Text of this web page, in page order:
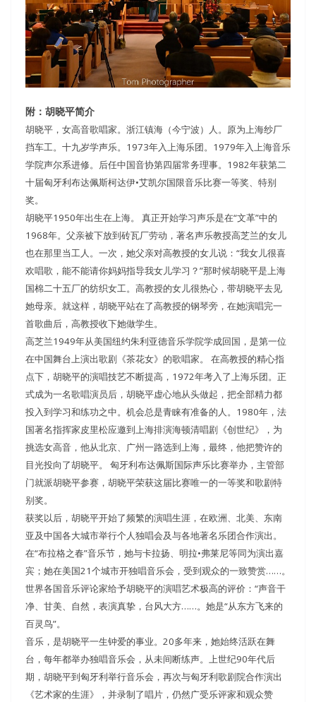
附：胡晓平简介
胡晓平，女高音歌唱家。浙江镇海（今宁波）人。原为上海纱厂
挡车工。十九岁学声乐。1973年入上海乐团。1979年入上海音乐
学院声尔系进修。后任中国音协第四届常务理事。1982年获第二
十届匈牙利布达佩斯柯达伊•艾凯尔国限音乐比赛一等奖、特别
奖。
胡晓平1950年出生在上海。 真正开始学习声乐是在“文革”中的
1968年。父亲被下放到砖瓦厂劳动，著名声乐教授高芝兰的女儿
也在那里当工人。一次，她父亲对高教授的女儿说：“我女儿很喜
欢唱歌，能不能请你妈妈指导我女儿学习？”那时候胡晓平是上海
国棉二十五厂的纺织女工。高教授的女儿很热心，带胡晓平去见
她母亲。就这样，胡晓平站在了高教授的钢琴旁，在她演唱完一
首歌曲后，高教授收下她做学生。
高芝兰1949年从美国纽约朱利亚德音乐学院学成回国，是第一位
在中国舞台上演出歌剧《茶花女》的歌唱家。 在高教授的精心指
点下，胡晓平的演唱技艺不断提高，1972年考入了上海乐团。正
式成为一名歌唱演员后，胡晓平虚心地从头做起，把全部精力都
投入到学习和练功之中。机会总是青睐有准备的人。1980年，法
国著名指挥家皮里松应邀到上海排演海顿清唱剧《创世纪》，为
挑选女高音，他从北京、广州一路选到上海，最终，他把赞许的
目光投向了胡晓平。 匈牙利布达佩斯国际声乐比赛举办，主管部
门就派胡晓平参赛，胡晓平荣获这届比赛唯一的一等奖和歌剧特
别奖。
获奖以后，胡晓平开始了频繁的演唱生涯，在欧洲、北美、东南
亚及中国各大城市举行个人独唱会及与各地著名乐团合作演出。
在“布拉格之春”音乐节，她与卡拉扬、明拉•弗莱尼等同为演出嘉
宾；她在美国21个城市开独唱音乐会，受到观众的一致赞赏……。
世界各国音乐评论家给予胡晓平的演唱艺术极高的评价：“声音干
净、甘美、自然，表演真挚，台风大方……。她是“从东方飞来的
百灵鸟”。
音乐，是胡晓平一生钟爱的事业。20多年来，她始终活跃在舞
台，每年都举办独唱音乐会，从未间断练声。上世纪90年代后
期，胡晓平到匈牙利举行音乐会，再次与匈牙利歌剧院合作演出
《艺术家的生涯》，并录制了唱片，仍然广受乐评家和观众赞